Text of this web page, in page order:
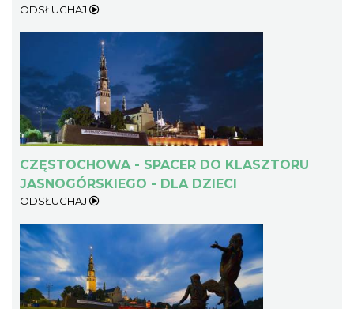
ODSŁUCHAJ
CZĘSTOCHOWA - SPACER DO KLASZTORU
JASNOGÓRSKIEGO - DLA DZIECI
ODSŁUCHAJ